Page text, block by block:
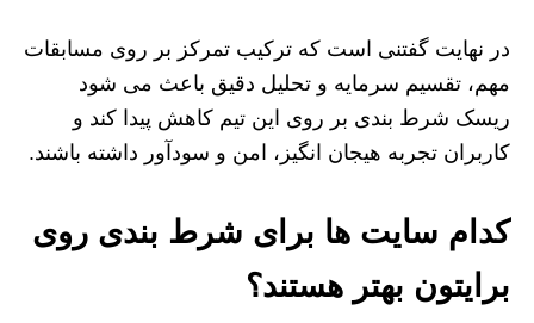
در نهایت گفتنی است که ترکیب تمرکز بر روی مسابقات
مهم، تقسیم سرمایه و تحلیل دقیق باعث می‌ شود
ریسک شرط‌ بندی بر روی این تیم کاهش پیدا کند و
کاربران تجربه هیجان انگیز، امن و سودآور داشته باشند.
کدام سایت ها برای شرط بندی روی
برایتون بهتر هستند؟